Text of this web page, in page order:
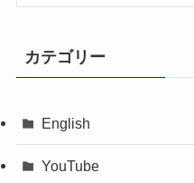
カテゴリー
English
YouTube